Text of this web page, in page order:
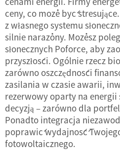
ceny, co może być
z własnego systemu
silnie narażony. Możesz
słonecznych Poforce, aby
przyszłości. Ogólnie rzecz
zarówno oszczędności
zasilania w czasie awarii,
rezerwowy oparty na energii
decyzją – zarówno dla
Ponadto integracja
poprawić wydajność
fotowoltaicznego.